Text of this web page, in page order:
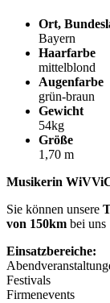
Ort,
Bayern
Haarfarbe
mittelblond
Augenfarbe
grün-braun
Gewicht
54kg
Größe
1,70 m
Musikerin
Sie können unsere
von 150km bei uns
Einsatzbereiche:
Festivals
Firmenevents